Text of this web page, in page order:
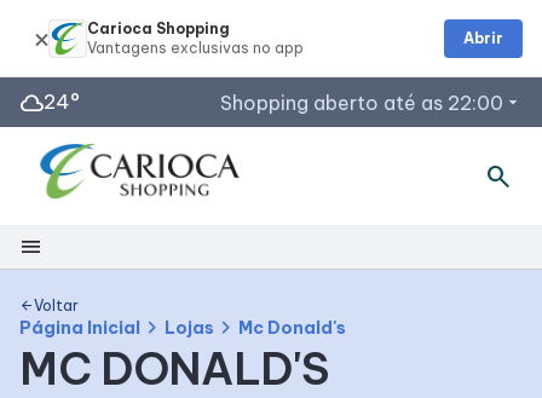
cloud24° Shopping aberto até as 22:00 arrow_drop_down
Horários de Funcionamento
Restaurantes
Segunda a Sábado: 10h às 22h
search
menu
Shopping
Mapa Interno
arrow_backVoltar
Página Inicial chevron_right Lojas chevron_right Mc Donald's
MC DONALD'S
Carioca Shopping
Abrir